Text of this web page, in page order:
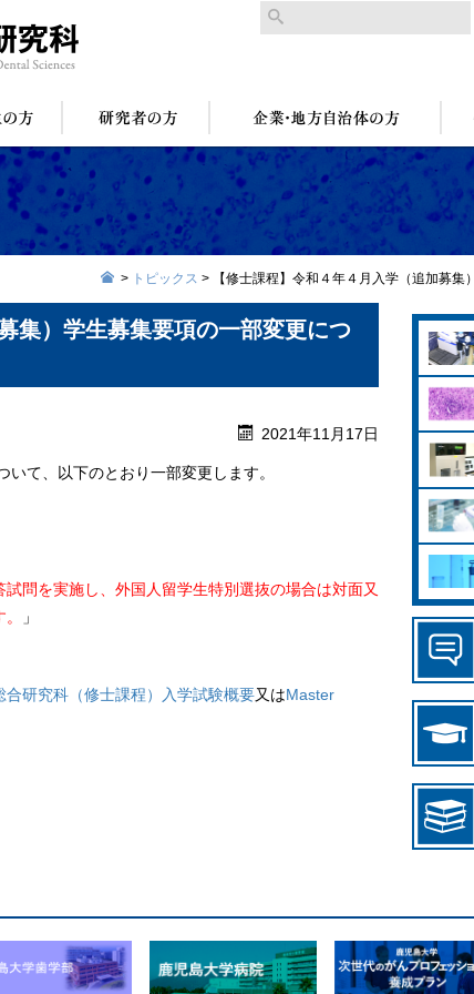
> トピックス > 【修士課程】令和４年４月入学（追加募
集）学生募集要項の一部変更につ
2021年11月17日
て、以下のとおり一部変更します。
問を実施し、外国⼈留学⽣特別選抜の場合は対⾯⼜
」
合研究科（修士課程）入学試験概要又はMaster